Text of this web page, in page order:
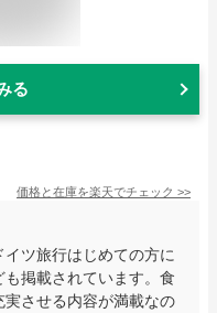
る
価格と在庫を楽天でチェック >>
ツ旅行はじめての方に
掲載されています。食
させる内容が満載なの